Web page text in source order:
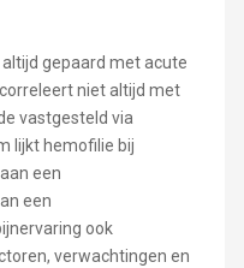
gepaard met acute
niet altijd met
vastgesteld via
lijkt hemofilie bij
een
een
ook
verwachtingen en